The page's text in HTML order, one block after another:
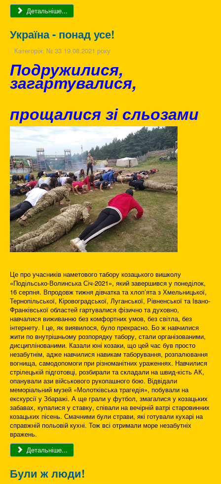
Детальніше...
Україна - понад усе!
Категорія: № 33 19.08.2021 року
Подружилися,
загартувалися,
прощалися зі сльозами
Це про учасників наметового табору козацького вишколу
«Подільсько-Волинська Січ-2021», який завершився у понеділок,
16 серпня. Впродовж тижня дівчатка та хлоп’ята з Хмельницької,
Тернопільської, Кіровоградської, Луганської, Рівненської та Івано-
Франківської областей гартувалися фізично та духовно,
навчалися виживанню без комфортних умов, без світла, без
інтернету. І це, як виявилося, було прекрасно. Бо ж навчилися
жити по внутрішньому розпорядку табору, стали організованими,
дисциплінованими. Казали юні козаки, що цей час був просто
незабутнім, адже навчилися навикам таборування, розпалювання
вогнища, самодопомоги при різноманітних ураженнях. Навчилися
стрілецькій підготовці, розбирали та складали на швид-кість АК,
опанували ази військового рукопашного бою. Відвідали
меморіальний музей «Молотківська трагедія», побували на
екскурсії у Збаражі. А ще грали у футбол, змагалися у козацьких
забавах, купалися у ставку, співали на вечірній ватрі старовинних
козацьких пісень. Смачними були страви, які готували кухарі на
справжній польовій кухні. Тож всі отримали море незабутніх
вражень.
Детальніше...
Були ж люди!